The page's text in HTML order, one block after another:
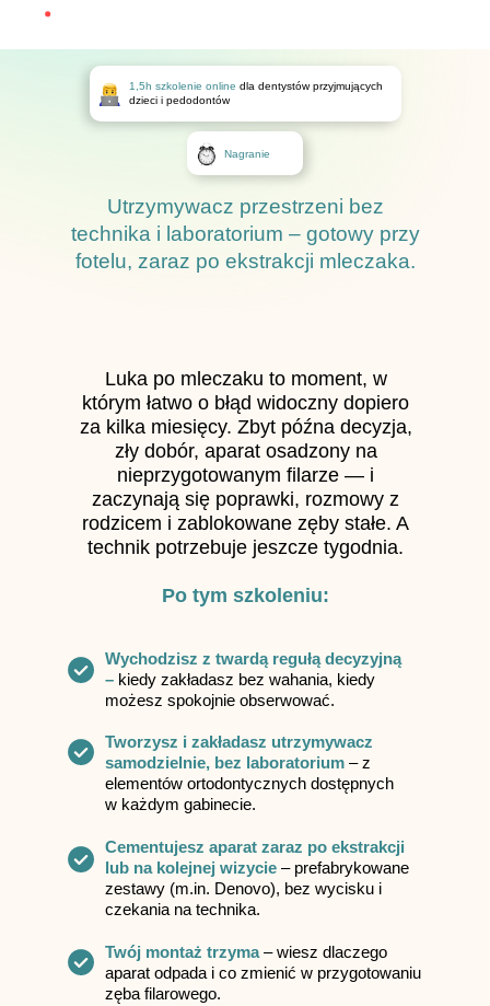
Luka po mleczaku to moment, w
którym łatwo o błąd widoczny dopiero
za kilka miesięcy. Zbyt późna decyzja,
zły dobór, aparat osadzony na
nieprzygotowanym filarze — i
zaczynają się poprawki, rozmowy z
rodzicem i zablokowane zęby stałe. A
technik potrzebuje jeszcze tygodnia.
Po tym szkoleniu:
Tworzysz i zakładasz utrzymywacz
samodzielnie, bez laboratorium – z
elementów ortodontycznych dostępnych
w każdym gabinecie.
1,5h szkolenie online dla dentystów przyjmujących
dzieci i pedodontów
Utrzymywacz przestrzeni bez
technika i laboratorium – gotowy przy
fotelu, zaraz po ekstrakcji mleczaka.
Wychodzisz z twardą regułą decyzyjną
– kiedy zakładasz bez wahania, kiedy
możesz spokojnie obserwować.
Cementujesz aparat zaraz po ekstrakcji
lub na kolejnej wizycie – prefabrykowane
zestawy (m.in. Denovo), bez wycisku i
czekania na technika.
Twój montaż trzyma– wiesz dlaczego
aparat odpada i co zmienić w przygotowaniu
zęba filarowego.
Nagranie